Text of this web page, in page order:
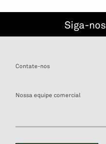
Siga-nos
Contate-nos
Nossa equipe comercial